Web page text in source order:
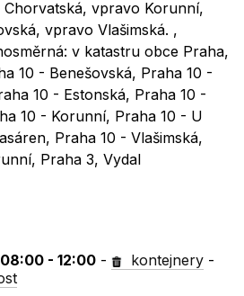
vpravo Korunní,
vpravo Vlašimská. ,
v katastru obce Praha,
10 - Benešovská, Praha 10 -
10 - Estonská, Praha 10 -
10 - Korunní, Praha 10 - U
Praha 10 - Vlašimská,
Praha 3, Vydal
- 12:00 - kontejnery -